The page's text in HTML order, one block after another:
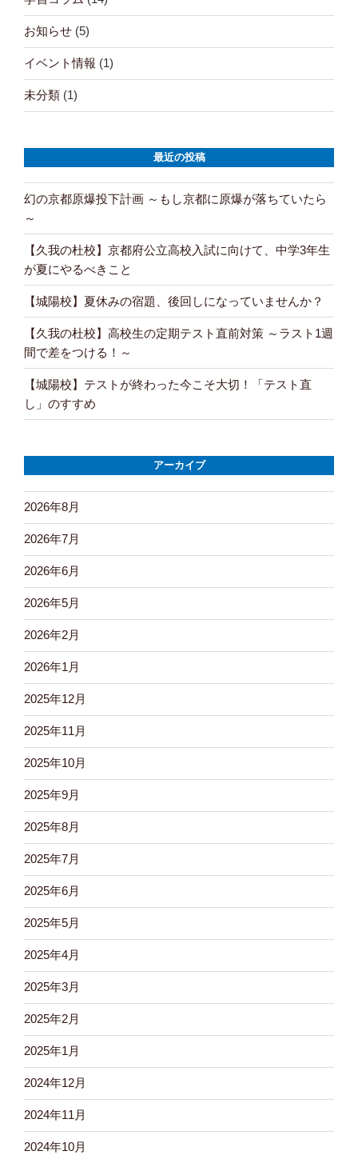
お知らせ (5)
イベント情報 (1)
未分類 (1)
最近の投稿
幻の京都原爆投下計画 ～もし京都に原爆が落ちていたら
～
【久我の杜校】京都府公立高校入試に向けて、中学3年生
が夏にやるべきこと
【城陽校】夏休みの宿題、後回しになっていませんか？
【久我の杜校】高校生の定期テスト直前対策 ～ラスト1週
間で差をつける！～
【城陽校】テストが終わった今こそ大切！「テスト直
し」のすすめ
アーカイブ
2026年8月
2026年7月
2026年6月
2026年5月
2026年2月
2026年1月
2025年12月
2025年11月
2025年10月
2025年9月
2025年8月
2025年7月
2025年6月
2025年5月
2025年4月
2025年3月
2025年2月
2025年1月
2024年12月
2024年11月
2024年10月